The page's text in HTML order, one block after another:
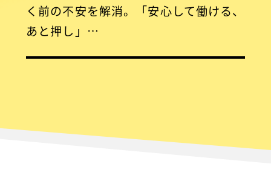
く前の不安を解消。「安心して働ける、
あと押し」…